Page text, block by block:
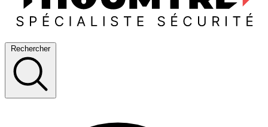
Rechercher